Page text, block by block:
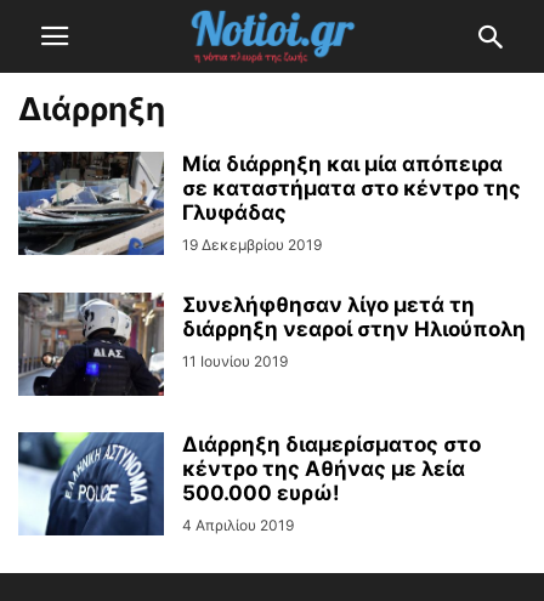
Διάρρηξη
Μία διάρρηξη και μία απόπειρα
σε καταστήματα στο κέντρο της
Γλυφάδας
19 Δεκεμβρίου 2019
Συνελήφθησαν λίγο μετά τη
διάρρηξη νεαροί στην Ηλιούπολη
11 Ιουνίου 2019
Διάρρηξη διαμερίσματος στο
κέντρο της Αθήνας με λεία
500.000 ευρώ!
4 Απριλίου 2019